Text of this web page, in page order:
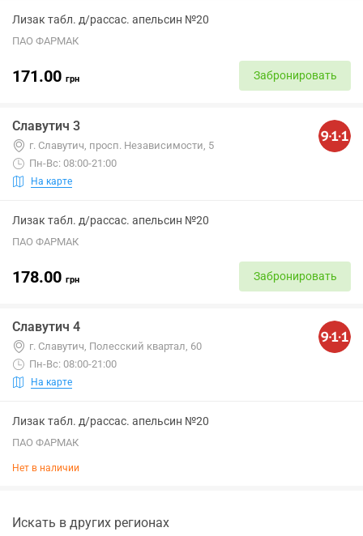
Лизак табл. д/рассас. апельсин №20
ПАО ФАРМАК
171.00 грн Забронировать
Славутич 3
г. Славутич, просп. Независимости, 5
Пн-Вс: 08:00-21:00
На карте
Лизак табл. д/рассас. апельсин №20
ПАО ФАРМАК
178.00 грн Забронировать
Славутич 4
г. Славутич, Полесский квартал, 60
Пн-Вс: 08:00-21:00
На карте
Лизак табл. д/рассас. апельсин №20
ПАО ФАРМАК
Нет в наличии
Искать в других регионах